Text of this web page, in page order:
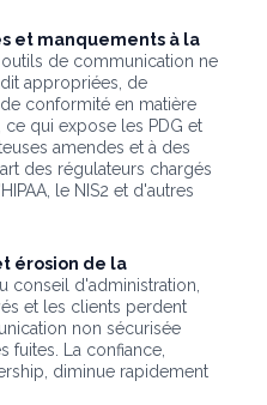
et manquements à la
de communication ne
appropriées, de
conformité en matière
qui expose les PDG et
amendes et à des
des régulateurs chargés
le NIS2 et d'autres
érosion de la
conseil d'administration,
et les clients perdent
non sécurisée
fuites. La confiance,
diminue rapidement